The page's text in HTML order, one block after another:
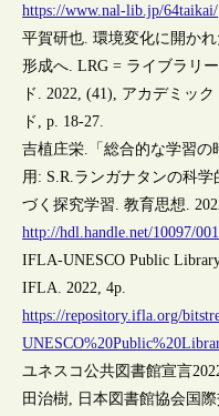
https://www.nal-lib.jp/64taikai/
平賀研也. 環境変化に開か
形成へ. LRG = ライブラリ
ド. 2022, (41), アカデミッ
ド, p. 18-27.
吉植庄栄.「総合的な学習の
用: S.R.ランガナタンの科
づく探究学習. 教育思想.
http://hdl.handle.net/10097/
IFLA-UNESCO Public Library
IFLA. 2022, 4p.
https://repository.ifla.org/
ユネスコ公共図書館宣言
田治樹, 日本図書館協会国